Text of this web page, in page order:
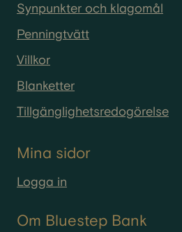
Synpunkter och klagomål
Penningtvätt
Villkor
Blanketter
Tillgänglighetsredogörelse
Mina sidor
Logga in
Om Bluestep Bank